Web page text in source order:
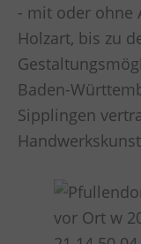
- mit oder ohne
Holzart, bis zu
Baden-
Sipplingen